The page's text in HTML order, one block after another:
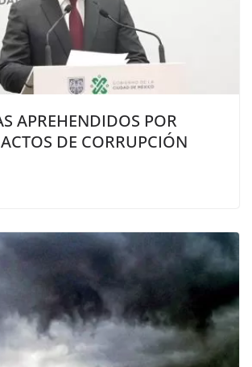
APREHENDIDOS POR
DE CORRUPCIÓN